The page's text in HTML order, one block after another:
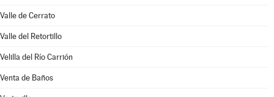
Valle de Cerrato
Valle del Retortillo
Velilla del Río Carrión
Venta de Baños